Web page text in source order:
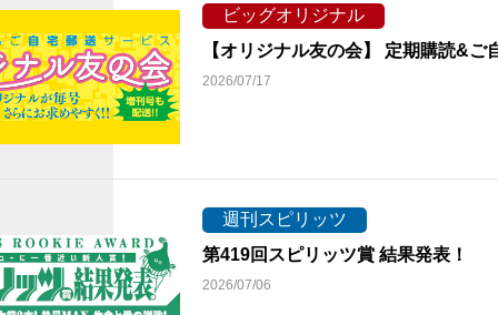
ビッグオリジナル
【オリジナル友の会】 定期購読&ご
2026/07/17
週刊スピリッツ
第419回スピリッツ賞 結果発表！
2026/07/06